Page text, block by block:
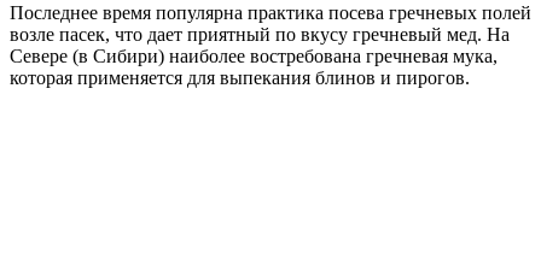
Последнее время популярна практика посева гречневых полей
возле пасек, что дает приятный по вкусу гречневый мед. На
Севере (в Сибири) наиболее востребована гречневая мука,
которая применяется для выпекания блинов и пирогов.